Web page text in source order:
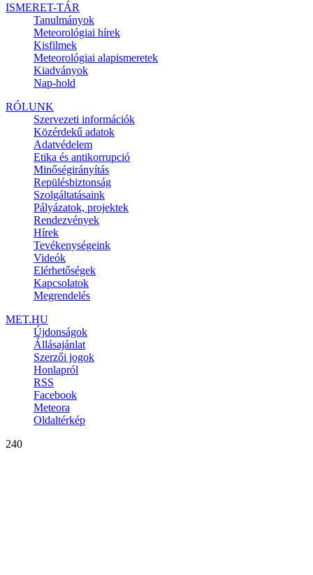
ISMERET-TÁR
Tanulmányok
Meteorológiai hírek
Kisfilmek
Meteorológiai alapismeretek
Kiadványok
Nap-hold
RÓLUNK
Szervezeti információk
Közérdekű adatok
Adatvédelem
Etika és antikorrupció
Minőségirányítás
Repülésbiztonság
Szolgáltatásaink
Pályázatok, projektek
Rendezvények
Hírek
Tevékenységeink
Videók
Elérhetőségek
Kapcsolatok
Megrendelés
MET.HU
Újdonságok
Állásajánlat
Szerzői jogok
Honlapról
RSS
Facebook
Meteora
Oldaltérkép
240